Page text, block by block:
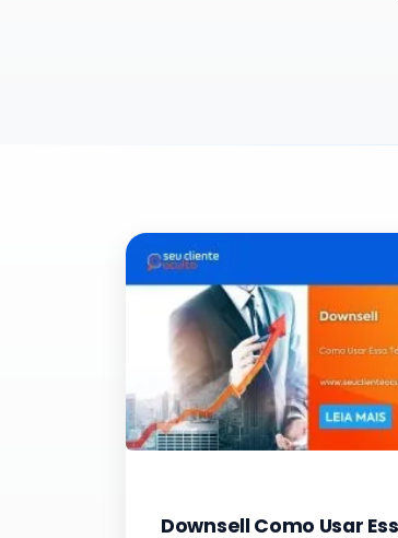
Downsell Como Usar